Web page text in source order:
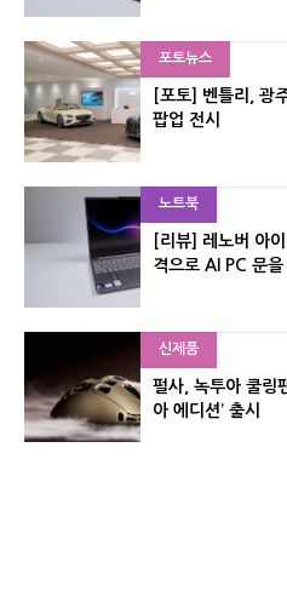
포토뉴스
[포토] 벤틀리, 광
팝업 전시
노트북
[리뷰] 레노버 아
격으로 AI PC 문
신제품
펄사, 녹투아 쿨링
아 에디션’ 출시